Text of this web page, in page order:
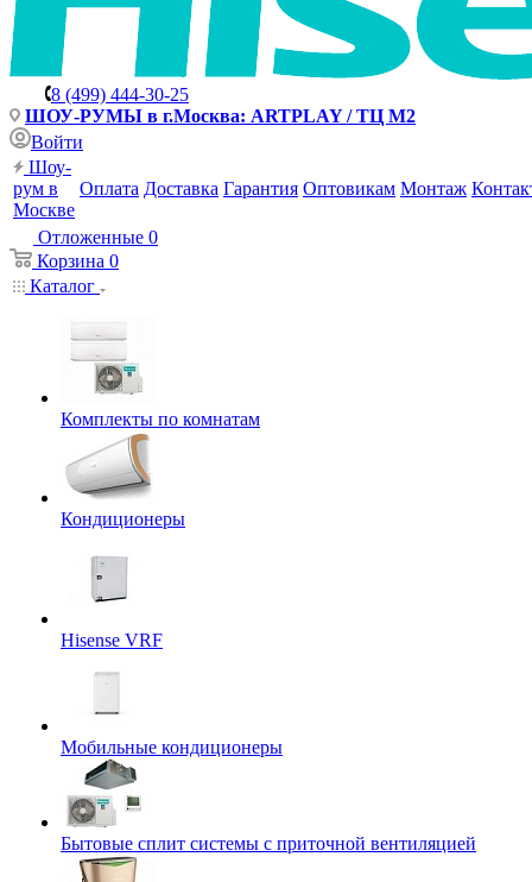
8 (499) 444-30-25
ШОУ-РУМЫ в г.Москва: ARTPLAY / ТЦ М2
Войти
Шоу-
рум в
Москве
Оплата Доставка Гарантия Оптовикам Монтаж
Отложенные 0
Корзина 0
Каталог
Комплекты по комнатам
Кондиционеры
Hisense VRF
Мобильные кондиционеры
Бытовые сплит системы с приточной вентиляцией